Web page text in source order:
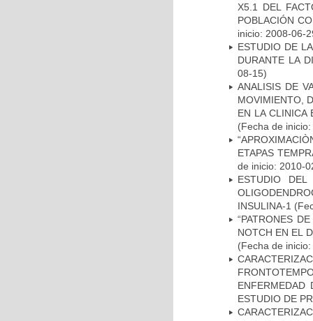
X5.1 DEL
POBLACIÓN
inicio: 2008-06-
ESTUDIO DE
DURANTE LA
08-15)
ANALISIS DE
MOVIMIENTO,
EN LA CLINICA
(Fecha de
ETAPAS
de inicio: 2010-
ESTUDIO
INSULINA-1
“PATRONES
NOTCH EN EL
(Fecha de
ENFERMEDAD
ESTUDIO DE